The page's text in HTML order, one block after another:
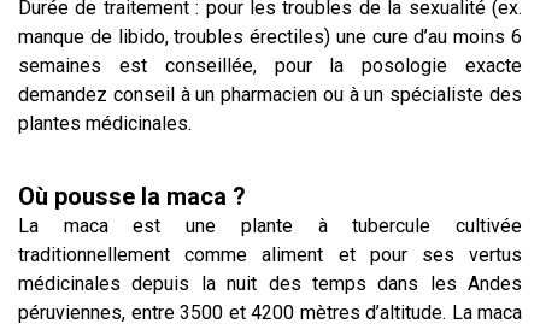
Durée de traitement : pour les troubles de la sexualité (ex.
manque de libido, troubles érectiles) une cure d’au moins 6
semaines est conseillée, pour la posologie exacte
demandez conseil à un pharmacien ou à un spécialiste des
plantes médicinales.
Où pousse la maca ?
La maca est une plante à tubercule cultivée
traditionnellement comme aliment et pour ses vertus
médicinales depuis la nuit des temps dans les Andes
péruviennes, entre 3500 et 4200 mètres d’altitude. La maca